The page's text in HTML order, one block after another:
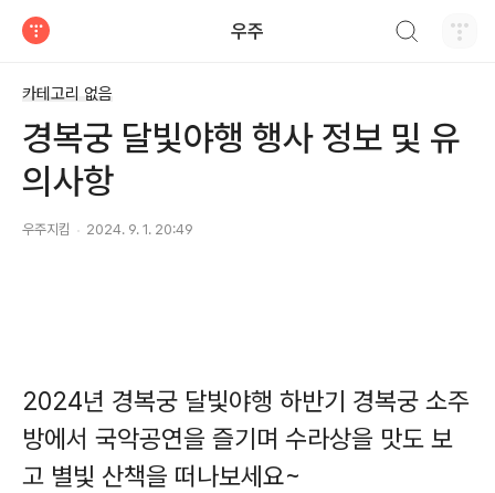
우주
카테고리 없음
경복궁 달빛야행 행사 정보 및 유
의사항
우주지킴 2024. 9. 1. 20:49
2024년 경복궁 달빛야행 하반기 경복궁 소주
방에서 국악공연을 즐기며 수라상을 맛도 보
고 별빛 산책을 떠나보세요~